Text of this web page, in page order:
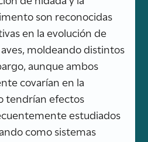
son reconocidas
en la evolución de
moldeando distintos
aunque ambos
covarían en la
tendrían efectos
estudiados
como sistemas